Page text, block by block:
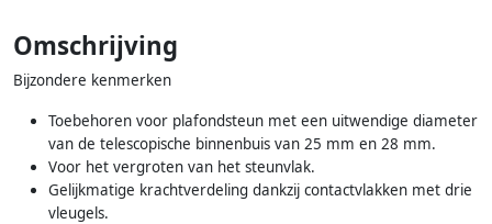
Omschrijving
Bijzondere kenmerken
Toebehoren voor plafondsteun met een uitwendige diameter
van de telescopische binnenbuis van 25 mm en 28 mm.
Voor het vergroten van het steunvlak.
Gelijkmatige krachtverdeling dankzij contactvlakken met drie
vleugels.